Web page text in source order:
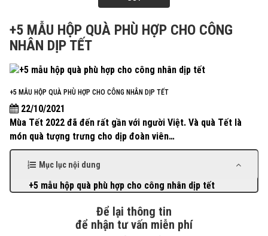
+5 MẪU HỘP QUÀ PHÙ HỢP CHO CÔNG
NHÂN DỊP TẾT
+5 MẪU HỘP QUÀ PHÙ HỢP CHO CÔNG NHÂN DỊP TẾT
22/10/2021
Mùa Tết 2022 đã đến rất gần với người Việt. Và quà Tết là
món quà tượng trưng cho dịp đoàn viên…
Mục lục nội dung
+5 mẫu hộp quà phù hợp cho công nhân dịp tết
Để lại thông tin
để nhận tư vấn miễn phí